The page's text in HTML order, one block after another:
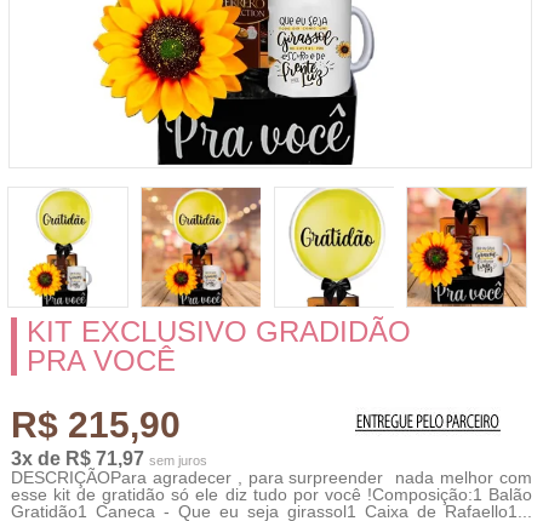
KIT EXCLUSIVO GRADIDÃO
PRA VOCÊ
R$ 215,90
3x de R$ 71,97 sem juros
DESCRIÇÃOPara agradecer , para surpreender nada melhor com
esse kit de gratidão só ele diz tudo por você !Composição:1 Balão
Gratidão1 Caneca - Que eu seja girassol1 Caixa de Rafaello1...